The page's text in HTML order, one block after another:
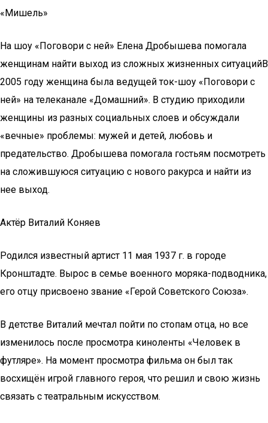
«Мишель»
На шоу «Поговори с ней» Елена Дробышева помогала
женщинам найти выход из сложных жизненных ситуацийВ
2005 году женщина была ведущей ток-шоу «Поговори с
ней» на телеканале «Домашний». В студию приходили
женщины из разных социальных слоев и обсуждали
«вечные» проблемы: мужей и детей, любовь и
предательство. Дробышева помогала гостьям посмотреть
на сложившуюся ситуацию с нового ракурса и найти из
нее выход.
Актёр Виталий Коняев
Родился известный артист 11 мая 1937 г. в городе
Кронштадте. Вырос в семье военного моряка-подводника,
его отцу присвоено звание «Герой Советского Союза».
В детстве Виталий мечтал пойти по стопам отца, но все
изменилось после просмотра киноленты «Человек в
футляре». На момент просмотра фильма он был так
восхищён игрой главного героя, что решил и свою жизнь
связать с театральным искусством.